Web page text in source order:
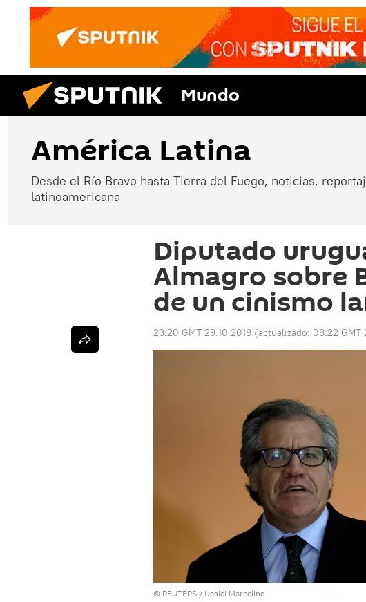
Mundo
América Latina
Desde el Río Bravo hasta Tierra del Fuego, noticias,
latinoamericana
Diputado
Almagro sobre
de un cinismo
23:20 GMT 29.10.2018 (actualizado: 08:22 GMT
© REUTERS / Ueslei Marcelino